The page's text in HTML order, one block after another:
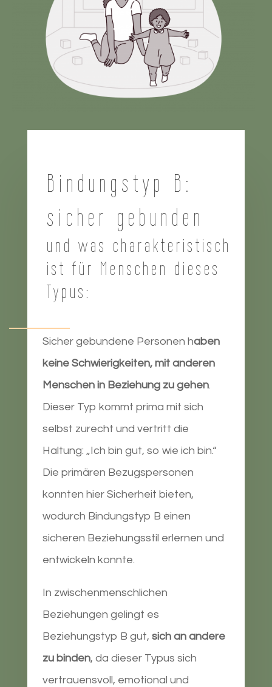
Bindungstyp B:
sicher gebunden
und was charakteristisch
ist für Menschen dieses
Typus:
Sicher gebundene Personen haben
keine Schwierigkeiten, mit anderen
Menschen in Beziehung zu gehen.
Dieser Typ kommt prima mit sich
selbst zurecht und vertritt die
Haltung: „Ich bin gut, so wie ich bin.“
Die primären Bezugspersonen
konnten hier Sicherheit bieten,
wodurch Bindungstyp B einen
sicheren Beziehungsstil erlernen und
entwickeln konnte.
In zwischenmenschlichen
Beziehungen gelingt es
Beziehungstyp B gut, sich an andere
zu binden, da dieser Typus sich
vertrauensvoll, emotional und